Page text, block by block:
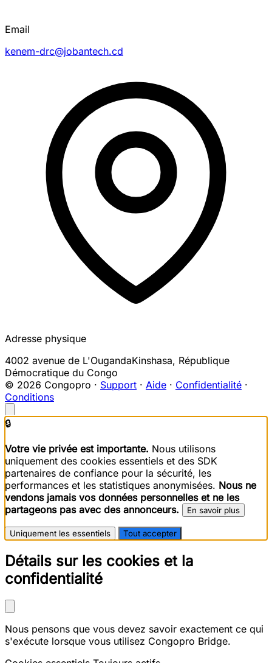
Email
kenem-drc@jobantech.cd
Adresse physique
4002 avenue de L'OugandaKinshasa, République
Démocratique du Congo
© 2026 Congopro · Support · Aide · Confidentialité ·
Conditions
🔒
Votre vie privée est importante. Nous utilisons
uniquement des cookies essentiels et des SDK
partenaires de confiance pour la sécurité, les
performances et les statistiques anonymisées. Nous ne
vendons jamais vos données personnelles et ne les
partageons pas avec des annonceurs.
En savoir plus
Uniquement les essentiels Tout accepter
Détails sur les cookies et la
confidentialité
Nous pensons que vous devez savoir exactement ce qui
s'exécute lorsque vous utilisez Congopro Bridge.